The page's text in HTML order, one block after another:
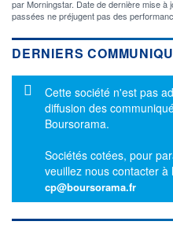
par Morningstar. Date de dernière mise
passées ne préjugent pas des
DERNIERS
Message d'information
Cette société n'est pas
diffusion des
Boursorama.
Sociétés cotées, pour
veuillez nous contacter à
cp@boursorama.fr